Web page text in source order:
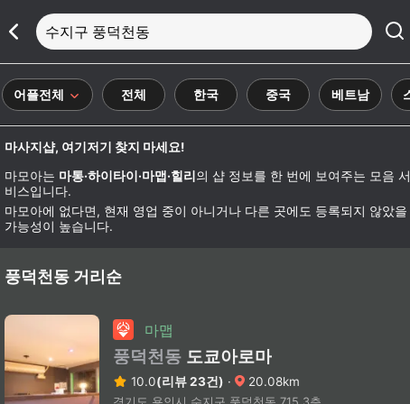
수지구 풍덕천동
어플전체 전체 한국 중국 베트남
마사지샵, 여기저기 찾지 마세요!
마모아는 마통·하이타이·마맵·힐리 의 샵 정보를 한 번에 보여주는 모음 서
비스입니다.
마모아에 없다면, 현재 영업 중이 아니거나 다른 곳에도 등록되지 않았을
가능성이 높습니다.
풍덕천동 거리순
마맵
풍덕천동 도쿄아로마
10.0(리뷰 23건) · 20.08km